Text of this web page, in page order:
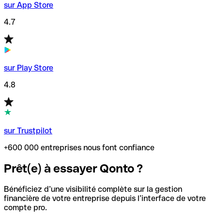
sur App Store
4.7
sur Play Store
4.8
sur Trustpilot
+600 000 entreprises nous font confiance
Prêt(e) à essayer Qonto ?
Bénéficiez d’une visibilité complète sur la gestion
financière de votre entreprise depuis l’interface de votre
compte pro.